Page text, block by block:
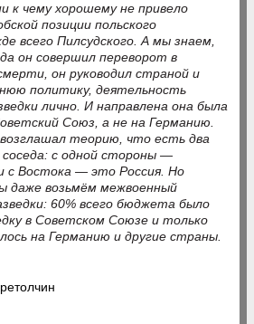
к чему хорошему не привело
позиции польского
всего Пилсудского. А мы знаем,
он совершил переворот в
он руководил страной и
политику, деятельность
лично. И направлена она была
Союз, а не на Германию.
теорию, что есть два
соседа: с одной стороны —
с Востока — это Россия. Но
даже возьмём межвоенный
60% всего бюджета было
в Советском Союзе и только
на Германию и другие страны.